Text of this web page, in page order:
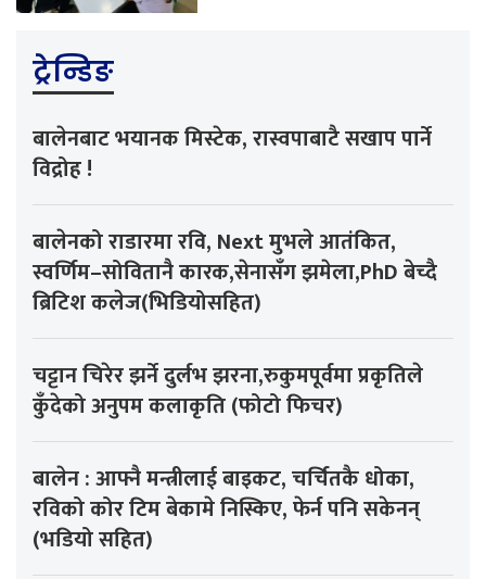
ट्रेन्डिङ
बालेनबाट भयानक मिस्टेक, रास्वपाबाटै सखाप पार्ने
विद्रोह !
बालेनको राडारमा रवि, Next मुभले आतंकित,
स्वर्णिम–सोवितानै कारक,सेनासँग झमेला,PhD बेच्दै
ब्रिटिश कलेज(भिडियोसहित)
चट्टान चिरेर झर्ने दुर्लभ झरना,रुकुमपूर्वमा प्रकृतिले
कुँदेको अनुपम कलाकृति (फोटो फिचर)
बालेन : आफ्नै मन्त्रीलाई बाइकट, चर्चितकै धोका,
रविको कोर टिम बेकामे निस्किए, फेर्न पनि सकेनन्
(भडियो सहित)